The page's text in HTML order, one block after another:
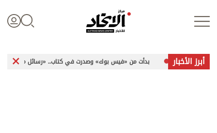
أبرز الأخباربدأت من «فيس بوك» وصدرت في كتاب.. «رسائل مشفرة» تخاطب الإنسانية